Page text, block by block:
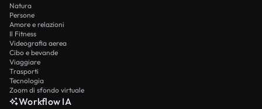
Natura
Persone
Amore e relazioni
Il Fitness
Videografia aerea
Cibo e bevande
Viaggiare
Trasporti
Tecnologia
Zoom di sfondo virtuale
Workflow IA